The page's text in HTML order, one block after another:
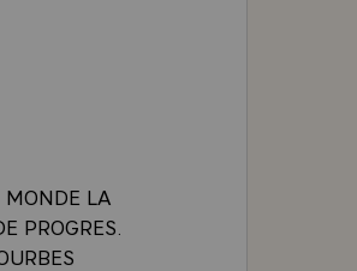
MONDE LA
PROGRES.